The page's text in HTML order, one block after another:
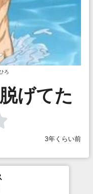
ろ
げてた
3年くらい前